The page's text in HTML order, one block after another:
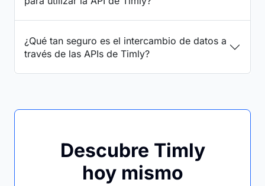
¿Qué tan seguro es el intercambio de datos a
través de las APIs de Timly?
Descubre Timly
hoy mismo